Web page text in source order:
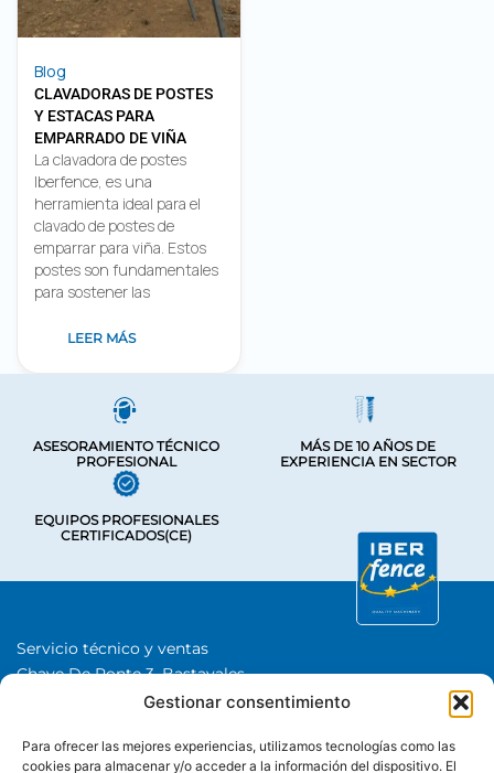
Gestionar consentimiento
Para ofrecer las mejores experiencias, utilizamos tecnologías como las
cookies para almacenar y/o acceder a la información del dispositivo. El
Blog
CLAVADORAS DE POSTES
Y ESTACAS PARA
EMPARRADO DE VIÑA
La clavadora de postes
Iberfence, es una
herramienta ideal para el
clavado de postes de
emparrar para viña. Estos
postes son fundamentales
para sostener las
LEER MÁS
ASESORAMIENTO TÉCNICO
PROFESIONAL
MÁS DE 10 AÑOS DE
EXPERIENCIA EN SECTOR
EQUIPOS PROFESIONALES
CERTIFICADOS(CE)
Servicio técnico y ventas
Chave De Ponte 3, Bastavales,
15280 Brión, A Coruña
SOBRE NOSOTROS